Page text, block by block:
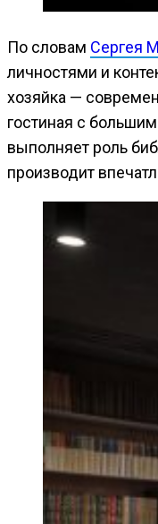
По словам Сергея
личностями и
хозяйка —
гостиная с
выполняет роль
производит